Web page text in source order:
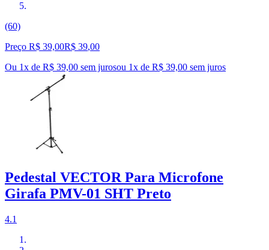
(60)
Preço R$ 39,00R$ 39,00
Ou 1x de R$ 39,00 sem jurosou 1x de R$ 39,00 sem juros
Pedestal VECTOR Para Microfone
Girafa PMV-01 SHT Preto
4.1